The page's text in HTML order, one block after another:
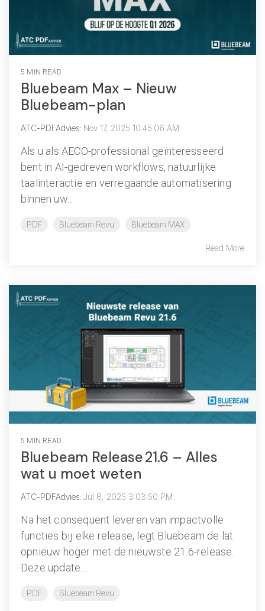
5 MIN READ
Bluebeam Max – Nieuw
Bluebeam-plan
ATC-PDFAdvies: Nov 17, 2025 10:45:06 AM
Als u als AECO-professional geïnteresseerd
bent in AI-gedreven workflows, natuurlijke
taalinteractie en verregaande automatisering
binnen uw...
PDF Bluebeam Revu Bluebeam MAX
Read More
5 MIN READ
Bluebeam Release 21.6 – Alles
wat u moet weten
ATC-PDFAdvies: Jul 8, 2025 3:03:50 PM
Na het consequent leveren van impactvolle
functies bij elke release, legt Bluebeam de lat
opnieuw hoger met de nieuwste 21.6-release.
Deze update...
PDF Bluebeam Revu